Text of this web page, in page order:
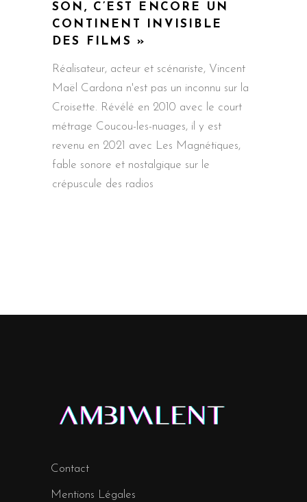
SON, C’EST ENCORE UN
CONTINENT INVISIBLE
DES FILMS »
Réalisateur, acteur et scénariste, Vincent
Maël Cardona n'est pas un inconnu sur la
Croisette. Révélé en 2010 avec le court
métrage Coucou-les-nuages, il y est
revenu en 2021 avec Les Magnétiques,
fable sonore et nostalgique sur le
crépuscule des radios
Contact
Mentions Légales